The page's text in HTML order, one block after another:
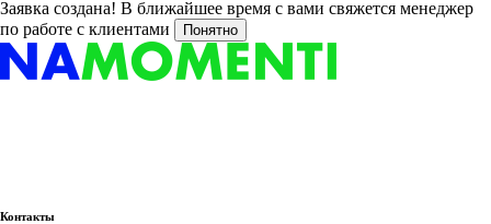
Заявка создана! В ближайшее время с вами свяжется менеджер
по работе с клиентами
Понятно
Контакты